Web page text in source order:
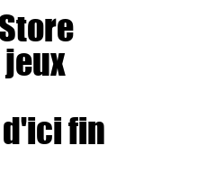
fin